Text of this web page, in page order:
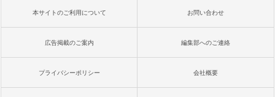
本サイトのご利用について お問い合わせ
広告掲載のご案内 編集部へのご連絡
プライバシーポリシー 会社概要